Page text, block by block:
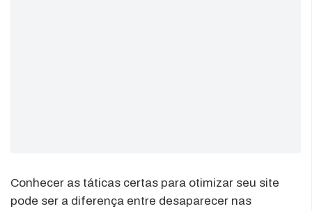
Conhecer as táticas certas para otimizar seu site
pode ser a diferença entre desaparecer nas